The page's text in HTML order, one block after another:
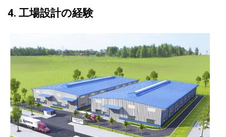
4. 工場設計の経験